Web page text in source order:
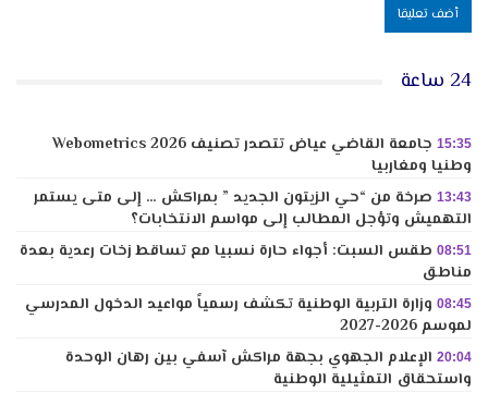
24 ساعة
15:35
جامعة القاضي عياض تتصدر تصنيف Webometrics 2026
وطنيا ومغاربيا
13:43 صرخة من “حي الزيتون الجديد ” بمراكش … إلى متى يستمر
التهميش وتؤجل المطالب إلى مواسم الانتخابات؟
08:51 طقس السبت: أجواء حارة نسبيا مع تساقط زخات رعدية بعدة
مناطق
08:45 وزارة التربية الوطنية تكشف رسمياً مواعيد الدخول المدرسي
لموسم 2026-2027
20:04 الإعلام الجهوي بجهة مراكش آسفي بين رهان الوحدة
واستحقاق التمثيلية الوطنية